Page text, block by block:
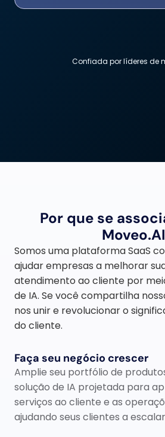
Confiada por líderes de
Por que se
Moveo.AI
Somos uma plataforma SaaS
ajudar empresas a melhorar
atendimento ao cliente por
de IA. Se você compartilha
nos unir e revolucionar o
do cliente.
Faça seu negócio crescer
Amplie seu portfólio de
solução de IA projetada para
serviços ao cliente e as
ajudando seus clientes a